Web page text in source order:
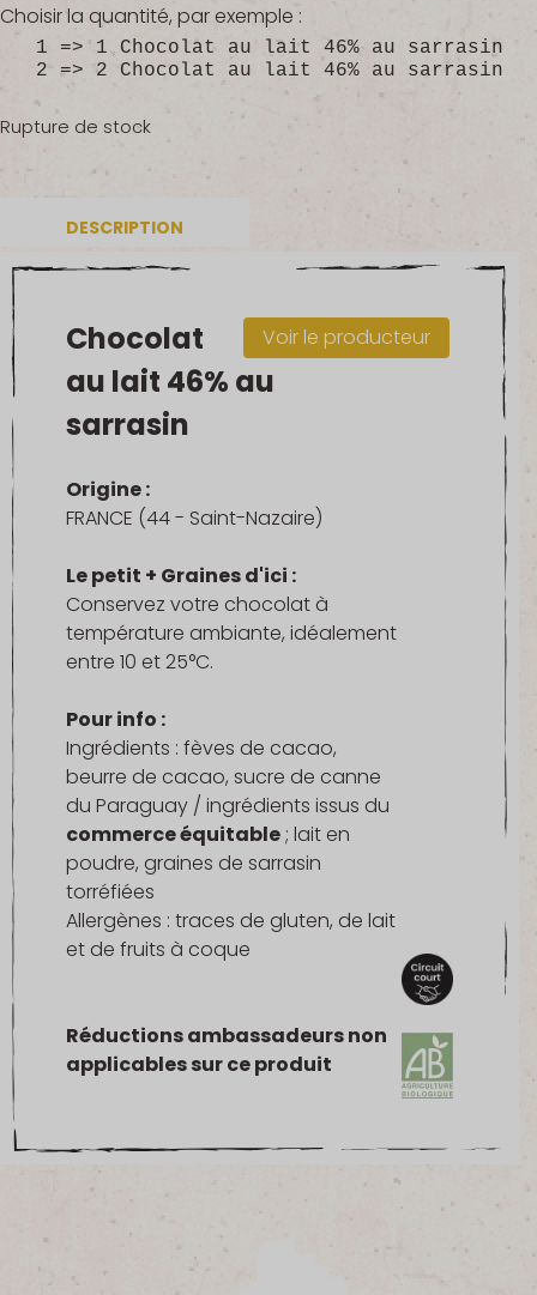
Choisir la quantité, par exemple :
1 => 1 Chocolat au lait 46% au sarrasin
2 => 2 Chocolat au lait 46% au sarrasin
Rupture de stock
DESCRIPTION
Voir le producteur
Chocolat
au lait 46% au
sarrasin
Origine :
FRANCE (44 - Saint-Nazaire)
Le petit + Graines d'ici :
Conservez votre chocolat à
température ambiante, idéalement
entre 10 et 25°C.
Pour info :
Ingrédients : fèves de cacao,
beurre de cacao, sucre de canne
du Paraguay / ingrédients issus du
commerce équitable; lait en
poudre, graines de sarrasin
torréfiées
Allergènes : traces de gluten, de lait
et de fruits à coque
Réductions ambassadeurs non
applicables sur ce produit